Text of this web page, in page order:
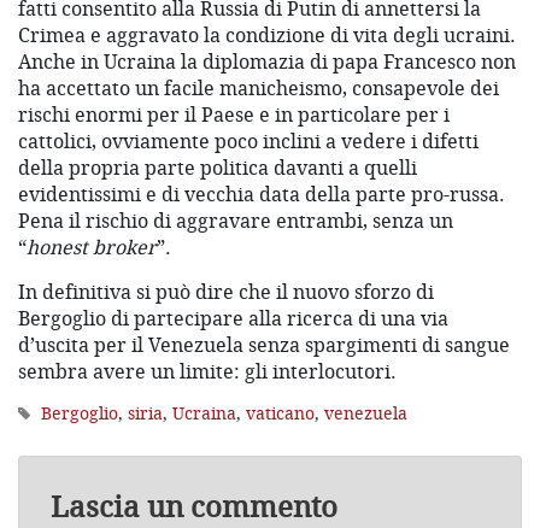
fatti consentito alla Russia di Putin di annettersi la
Crimea e aggravato la condizione di vita degli ucraini.
Anche in Ucraina la diplomazia di papa Francesco non
ha accettato un facile manicheismo, consapevole dei
rischi enormi per il Paese e in particolare per i
cattolici, ovviamente poco inclini a vedere i difetti
della propria parte politica davanti a quelli
evidentissimi e di vecchia data della parte pro-russa.
Pena il rischio di aggravare entrambi, senza un
“honest broker”.
In definitiva si può dire che il nuovo sforzo di
Bergoglio di partecipare alla ricerca di una via
d’uscita per il Venezuela senza spargimenti di sangue
sembra avere un limite: gli interlocutori.
Bergoglio, siria, Ucraina, vaticano, venezuela
Lascia un commento